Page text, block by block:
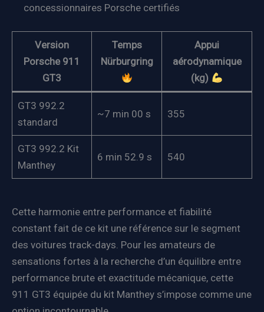
concessionnaires Porsche certifiés
Version
Porsche 911
GT3
Temps
Nürburgring
Appui
aérodynamique
(kg)
GT3 992.2
standard
~7 min 00 s 355
GT3 992.2 Kit
Manthey
6 min 52.9 s 540
Cette harmonie entre performance et fiabilité
constant fait de ce kit une référence sur le segment
des voitures track-days. Pour les amateurs de
sensations fortes à la recherche d’un équilibre entre
performance brute et exactitude mécanique, cette
911 GT3 équipée du kit Manthey s’impose comme une